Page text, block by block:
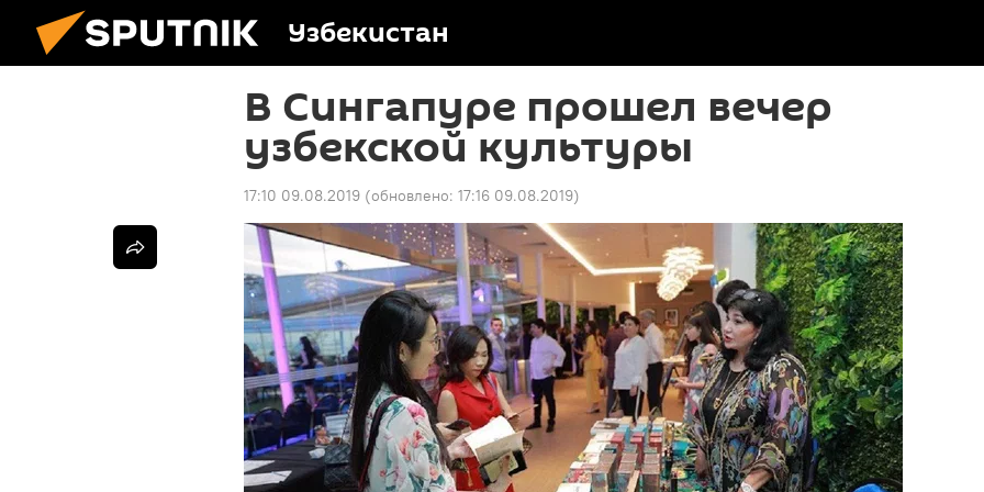
Узбекистан
В Сингапуре прошел вечер
узбекской культуры
17:10 09.08.2019 (обновлено: 17:16 09.08.2019)